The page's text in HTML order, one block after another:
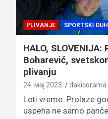
PLIVANJE SPORTSKI DUH
HALO,
Boharević,
plivanju
24. мај 2023. dakicorama
Leti vreme. Prolaze
uspeha ne samo